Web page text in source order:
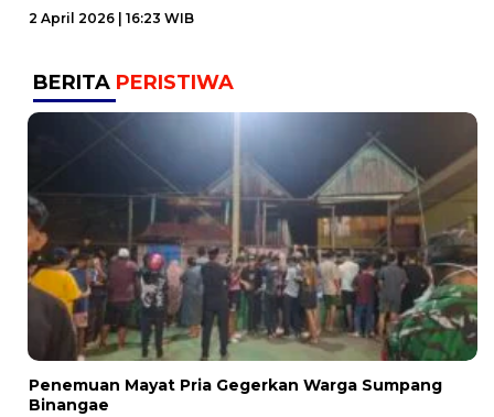
2 April 2026 | 16:23 WIB
BERITA PERISTIWA
Penemuan Mayat Pria Gegerkan Warga Sumpang
Binangae